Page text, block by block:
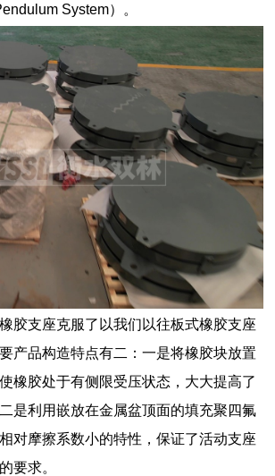
System）。
胶支座克服了以我们以往板式橡胶支座
产品构造特点有二：一是将橡胶块放置
橡胶处于有侧限受压状态，大大提高了
是利用嵌放在金属盆顶面的填充聚四氟
对摩擦系数小的特性，保证了活动支座
要求。